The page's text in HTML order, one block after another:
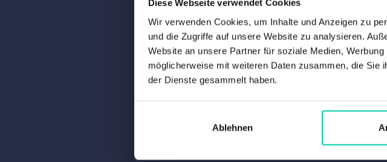
Diese Webseite verwendet Cookies
Wir verwenden Cookies, um Inhalte und Anzeigen zu
und die Zugriffe auf unsere Website zu analysieren.
Website an unsere Partner für soziale Medien,
möglicherweise mit weiteren Daten zusammen, die Sie
der Dienste gesammelt haben.
Ablehnen
Matrix-LED-Beleuchtung,
Umgebungskameras und einem
Kombination, die Sportlichkeit
Niveau vereint